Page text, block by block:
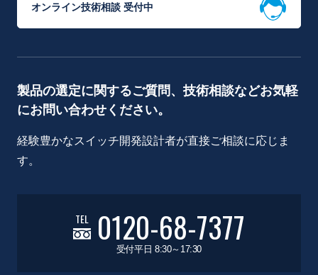
オンライン技術相談 受付中
製品の選定に関するご質問、技術相談などお気軽
にお問い合わせください。
経験豊かなスイッチ開発設計者が直接ご相談に応じま
す。
TEL 0120-68-7377
受付平日 8:30～17:30